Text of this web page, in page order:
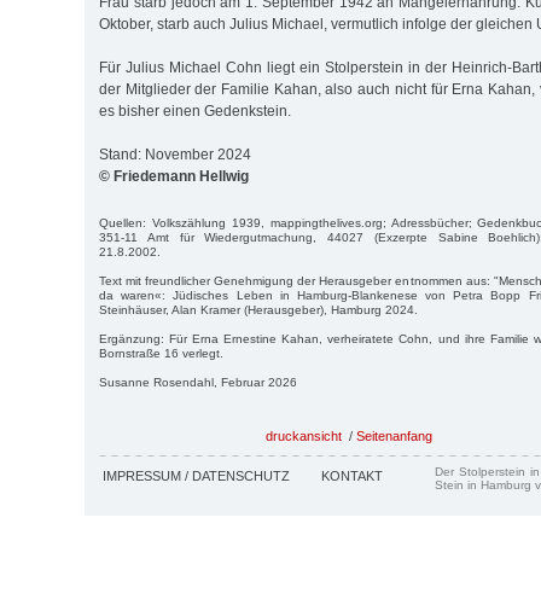
Oktober, starb auch Julius Michael, vermutlich infolge der gleichen
Für Julius Michael Cohn liegt ein Stolperstein in der Heinrich-
der Mitglieder der Familie Kahan, also auch nicht für Erna Kahan,
es bisher einen Gedenkstein.
Stand: November 2024
© Friedemann Hellwig
Quellen: Volkszählung 1939, mappingthelives.org; Adressbücher;
351-11 Amt für Wiedergutmachung, 44027 (Exzerpte Sabine
21.8.2002.
Text mit freundlicher Genehmigung der Herausgeber entnommen aus:
da waren«: Jüdisches Leben in Hamburg-Blankenese von Petra Bopp
Steinhäuser, Alan Kramer (Herausgeber), Hamburg 2024.
Ergänzung: Für Erna Ernestine Kahan, verheiratete Cohn, und ihre Familie
Bornstraße 16 verlegt.
Susanne Rosendahl, Februar 2026
druckansicht / Seitenanfang
IMPRESSUM / DATENSCHUTZ KONTAKT
Der Stolperstein
Stein in Hamburg